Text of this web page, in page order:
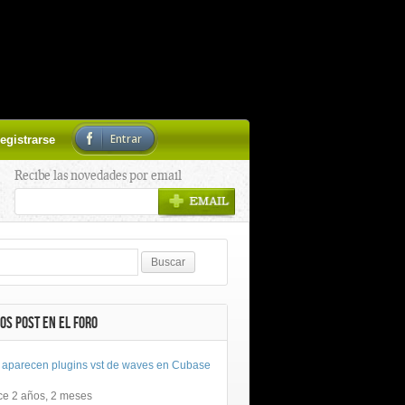
Entrar
Recibe las novedades por email
POST EN EL FORO
aparecen plugins vst de waves en Cubase
2 años, 2 meses